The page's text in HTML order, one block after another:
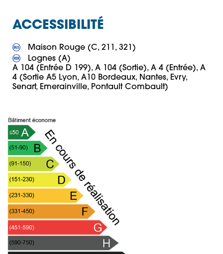
ACCESSIBILITÉ
Lognes (A)
A 104 (Entrée D 199), A 104 (Sortie), A 4 (Entrée), A
4 (Sortie A5 Lyon, A10 Bordeaux, Nantes, Evry,
Senart, Emerainville, Pontault Combault)